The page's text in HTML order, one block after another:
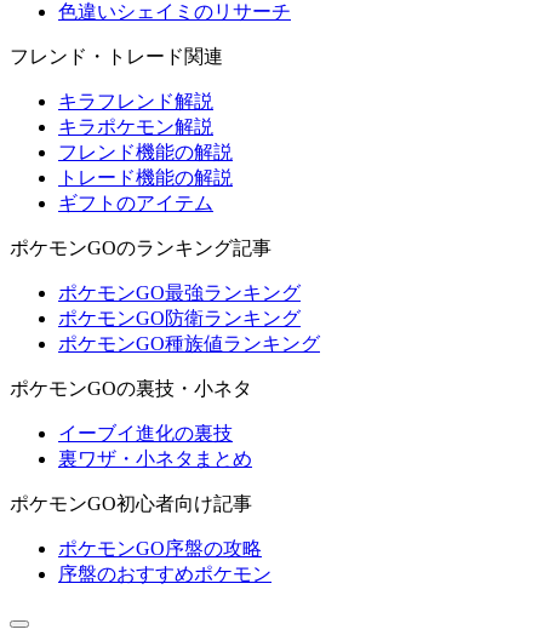
色違いシェイミのリサーチ
フレンド・トレード関連
キラフレンド解説
キラポケモン解説
フレンド機能の解説
トレード機能の解説
ギフトのアイテム
ポケモンGOのランキング記事
ポケモンGO最強ランキング
ポケモンGO防衛ランキング
ポケモンGO種族値ランキング
ポケモンGOの裏技・小ネタ
イーブイ進化の裏技
裏ワザ・小ネタまとめ
ポケモンGO初心者向け記事
ポケモンGO序盤の攻略
序盤のおすすめポケモン